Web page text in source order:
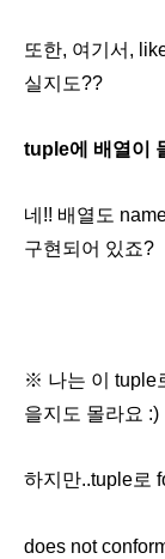
또한, 여기서,
실지도??
tuple에 배열이
네!! 배열도
구현되어 있죠?
※ 나는 이 tuple
을지도 몰라요 :)
하지만..tuple로
does not